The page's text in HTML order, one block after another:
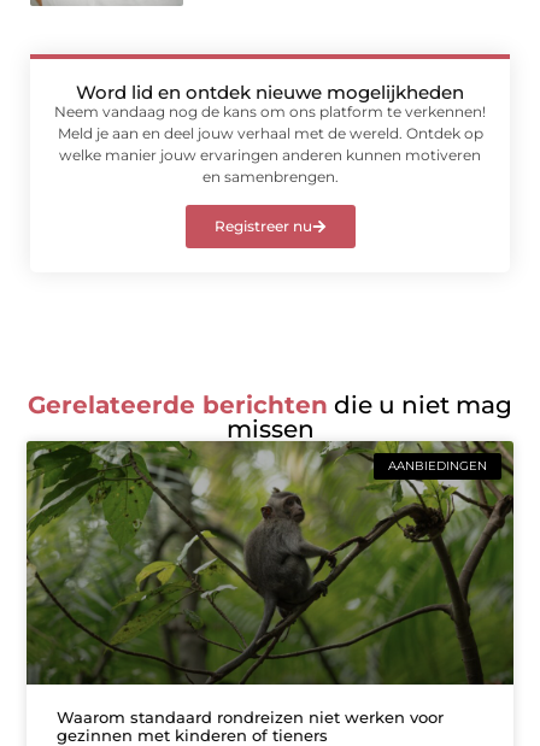
Word lid en ontdek nieuwe mogelijkheden
Neem vandaag nog de kans om ons platform te verkennen!
Meld je aan en deel jouw verhaal met de wereld. Ontdek op
welke manier jouw ervaringen anderen kunnen motiveren
en samenbrengen.
Registreer nu
Gerelateerde berichten die u niet mag
missen
AANBIEDINGEN
Waarom standaard rondreizen niet werken voor
gezinnen met kinderen of tieners